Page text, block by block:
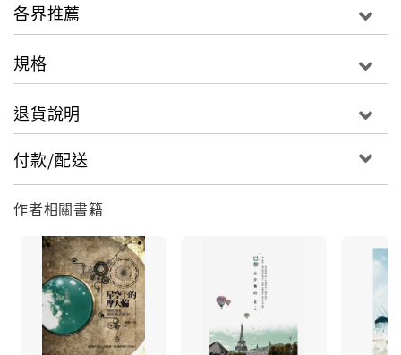
傻……真不知道她為什麼可以讓她如此痴迷，如此痴
各界推薦
規格
退貨說明
付款/配送
作者相關書籍